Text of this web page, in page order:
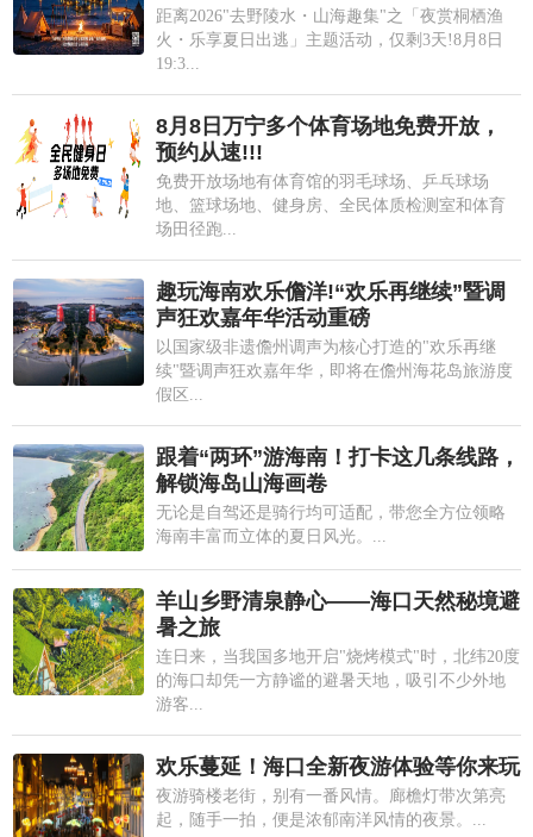
距离2026"去野陵水・山海趣集"之「夜赏桐栖渔
火・乐享夏日出逃」主题活动，仅剩3天!8月8日
19:3...
8月8日万宁多个体育场地免费开放，
预约从速!!!
免费开放场地有体育馆的羽毛球场、乒乓球场
地、篮球场地、健身房、全民体质检测室和体育
场田径跑...
趣玩海南欢乐儋洋!“欢乐再继续”暨调
声狂欢嘉年华活动重磅
以国家级非遗儋州调声为核心打造的"欢乐再继
续"暨调声狂欢嘉年华，即将在儋州海花岛旅游度
假区...
跟着“两环”游海南！打卡这几条线路，
解锁海岛山海画卷
无论是自驾还是骑行均可适配，带您全方位领略
海南丰富而立体的夏日风光。...
羊山乡野清泉静心——海口天然秘境避
暑之旅
连日来，当我国多地开启"烧烤模式"时，北纬20度
的海口却凭一方静谧的避暑天地，吸引不少外地
游客...
欢乐蔓延！海口全新夜游体验等你来玩
夜游骑楼老街，别有一番风情。廊檐灯带次第亮
起，随手一拍，便是浓郁南洋风情的夜景。...